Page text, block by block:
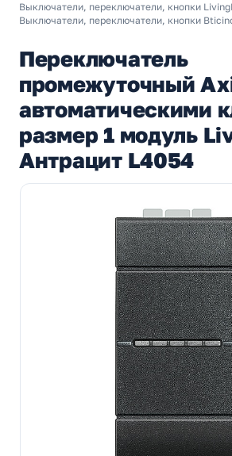
Выключатели, переключатели, кнопки
Выключатели, переключатели, кнопки
Переключатель
промежуточный
автоматическими
размер 1 модуль
Антрацит L4054